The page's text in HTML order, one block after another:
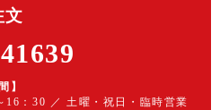
文
】
：30 ／ 土曜・祝日・臨時営業